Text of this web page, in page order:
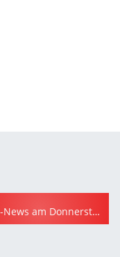
Flash-News am Donnerstag (leichtathletik.de)